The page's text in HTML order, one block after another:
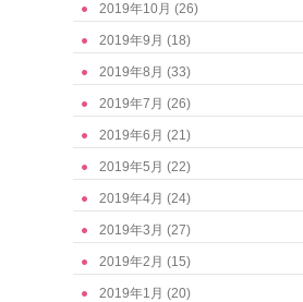
2019年10月 (26)
2019年9月 (18)
2019年8月 (33)
2019年7月 (26)
2019年6月 (21)
2019年5月 (22)
2019年4月 (24)
2019年3月 (27)
2019年2月 (15)
2019年1月 (20)